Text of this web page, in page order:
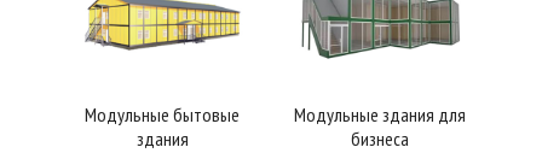
Модульные бытовые
здания
Модульные здания для
бизнеса